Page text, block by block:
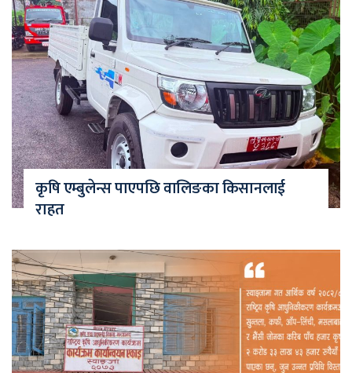
कृषि एम्बुलेन्स पाएपछि वालिङका किसानलाई
राहत